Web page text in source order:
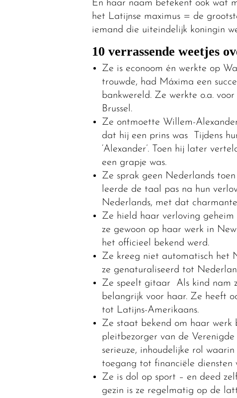
En haar naam betekent ook wat
het Latijnse maximus = de
iemand die uiteindelijk koningin
10 verrassende weetjes
Ze is econoom én werkte op
trouwde, had Máxima een
bankwereld. Ze werkte o.a.
Brussel.
Ze ontmoette Willem-
dat hij een prins was Tijdens
‘Alexander’. Toen hij later
een grapje was.
Ze sprak geen Nederlands
leerde de taal pas na hun
Nederlands, met dat
Ze hield haar verloving
ze gewoon op haar werk in
het officieel bekend werd.
Ze kreeg niet automatisch het
ze genaturaliseerd tot
Ze speelt gitaar Als kind nam
belangrijk voor haar. Ze heeft
tot Latijns-Amerikaans.
Ze staat bekend om haar
pleitbezorger van de
serieuze, inhoudelijke rol
toegang tot financiële diensten
Ze is dol op sport – en deed
gezin is ze regelmatig op de